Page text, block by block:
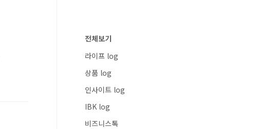
전체보기
라이프 log
상품 log
인사이트 log
IBK log
비즈니스톡